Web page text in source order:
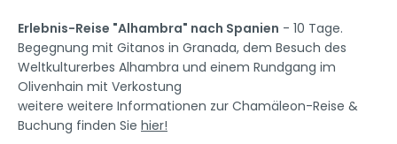
Erlebnis-Reise "Alhambra" nach Spanien - 10 Tage.
Begegnung mit Gitanos in Granada, dem Besuch des
Weltkulturerbes Alhambra und einem Rundgang im
Olivenhain mit Verkostung
weitere weitere Informationen zur Chamäleon-Reise &
Buchung finden Sie hier!